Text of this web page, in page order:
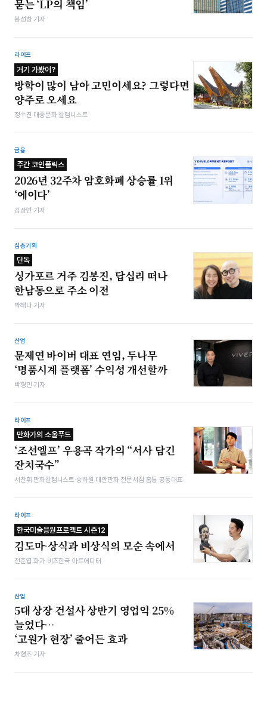
묻는 ‘LP의 책임’
봉성창 기자
라이프
거기 가봤어?
방학이 많이 남아 고민이세요? 그렇다면
양주로 오세요
정수진 대중문화 칼럼니스트
금융
주간 코인플릭스
2026년 32주차 암호화폐 상승률 1위
‘에이다’
김상연 기자
심층기획
단독
싱가포르 거주 김봉진, 답십리 떠나
한남동으로 주소 이전
박해나 기자
산업
문제연 바이버 대표 연임, 두나무
‘명품시계 플랫폼’ 수익성 개선할까
박형민 기자
라이프
만화가의 소울푸드
‘조선엘프’ 우용곡 작가의 “서사 담긴
잔치국수”
서찬휘 만화칼럼니스트·송하원 대안만화 전문서점 홈통 공동대표
라이프
한국미술응원프로젝트 시즌12
김도마-상식과 비상식의 모순 속에서
전준엽 화가·비즈한국 아트에디터
산업
5대 상장 건설사 상반기 영업익 25%
늘었다…
‘고원가 현장’ 줄어든 효과
차형조 기자